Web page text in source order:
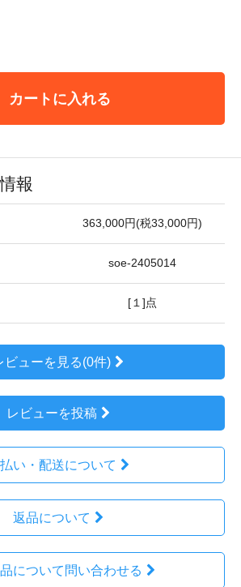
カートに入れる
報
363,000円(税33,000円)
soe-2405014
[１]点
ビューを見る(0件)
レビューを投稿
い・配送について
返品について
について問い合わせる